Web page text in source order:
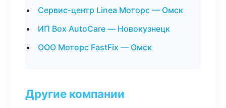
Сервис-центр Linea Моторс — Омск
ИП Box AutoCare — Новокузнецк
ООО Моторс FastFix — Омск
Другие компании